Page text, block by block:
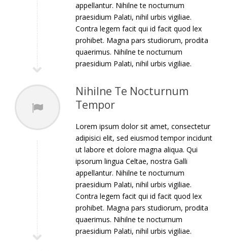
appellantur. Nihilne te nocturnum
praesidium Palati, nihil urbis vigiliae.
Contra legem facit qui id facit quod lex
prohibet. Magna pars studiorum, prodita
quaerimus. Nihilne te nocturnum
praesidium Palati, nihil urbis vigiliae.
Nihilne Te Nocturnum
Tempor
Lorem ipsum dolor sit amet, consectetur
adipisici elit, sed eiusmod tempor incidunt
ut labore et dolore magna aliqua. Qui
ipsorum lingua Celtae, nostra Galli
appellantur. Nihilne te nocturnum
praesidium Palati, nihil urbis vigiliae.
Contra legem facit qui id facit quod lex
prohibet. Magna pars studiorum, prodita
quaerimus. Nihilne te nocturnum
praesidium Palati, nihil urbis vigiliae.